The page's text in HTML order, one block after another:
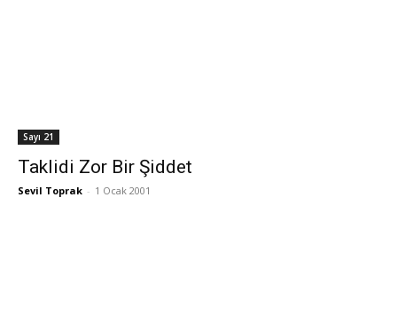
Sayı 21
Taklidi Zor Bir Şiddet
Sevil Toprak - 1 Ocak 2001